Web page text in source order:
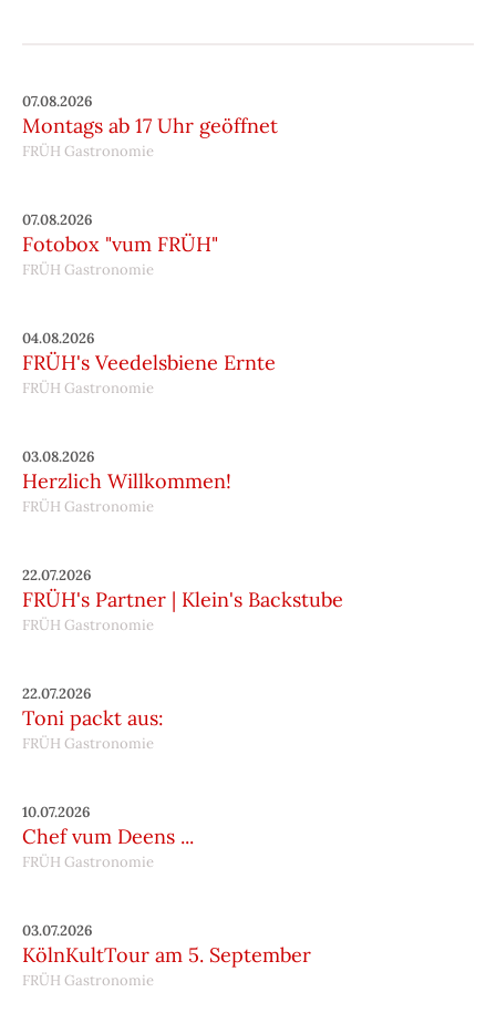
07.08.2026
Montags ab 17 Uhr geöffnet
FRÜH Gastronomie
07.08.2026
Fotobox "vum FRÜH"
FRÜH Gastronomie
04.08.2026
FRÜH's Veedelsbiene Ernte
FRÜH Gastronomie
03.08.2026
Herzlich Willkommen!
FRÜH Gastronomie
22.07.2026
FRÜH's Partner | Klein's Backstube
FRÜH Gastronomie
22.07.2026
Toni packt aus:
FRÜH Gastronomie
10.07.2026
Chef vum Deens ...
FRÜH Gastronomie
03.07.2026
KölnKultTour am 5. September
FRÜH Gastronomie